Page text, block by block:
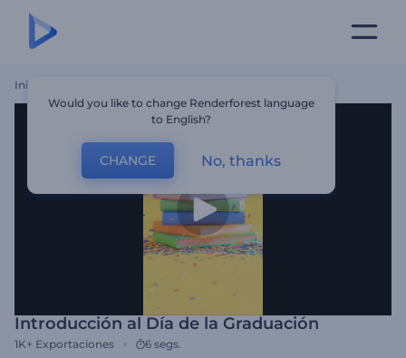
Inicio
Introducción al Día de la Graduación
1K+ Exportaciones 6 segs.
Would you like to change Renderforest language
to English?
CHANGE No, thanks